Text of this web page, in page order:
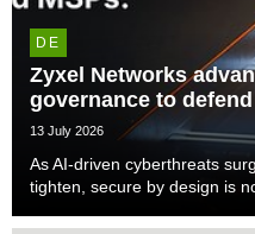
DE
Zyxel Networks
governance to
13 July 2026
As AI-driven cyberthreats
tighten, secure by design is